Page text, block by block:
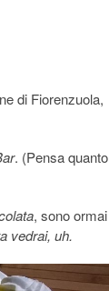
di Fiorenzuola,
. (Pensa quanto
, sono ormai
vedrai, uh.